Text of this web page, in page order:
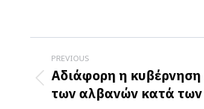
Post
navigation
PREVIOUS
Previous
post:
Αδιάφορη η κυβέρνηση
των αλβανών κατά